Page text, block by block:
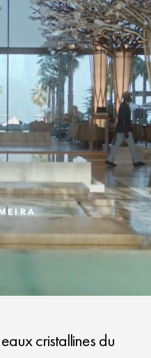
cristallines du